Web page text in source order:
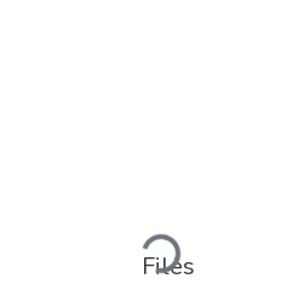
Loading...
Files